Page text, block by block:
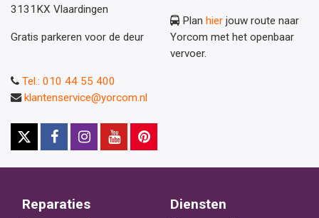
3131KX Vlaardingen
Gratis parkeren voor de deur
Plan hier jouw route naar
Yorcom met het openbaar
vervoer.
Tel.: 010 44 55 400
klantenservice@yorcom.nl
Reparaties Diensten